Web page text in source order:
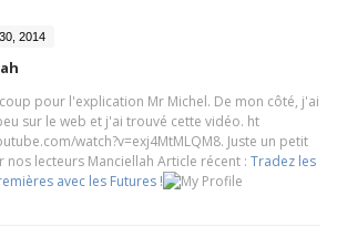
2014
pour l'explication Mr Michel. De mon côté, j'ai
sur le web et j'ai trouvé cette vidéo. ht
watch?v=exj4MtMLQM8. Juste un petit
nos lecteurs Manciellah Article récent : Tradez les
avec les Futures !